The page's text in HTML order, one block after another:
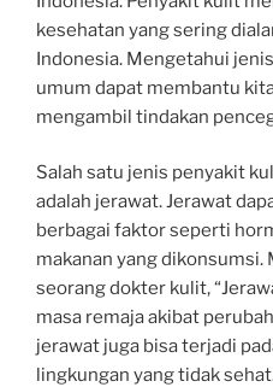
kesehatan yang sering
Indonesia. Mengetahui
umum dapat membantu
mengambil tindakan
Salah satu jenis penyakit
adalah jerawat. Jerawat
berbagai faktor seperti
makanan yang dikonsumsi.
seorang dokter kulit,
masa remaja akibat
jerawat juga bisa terjadi
lingkungan yang tidak